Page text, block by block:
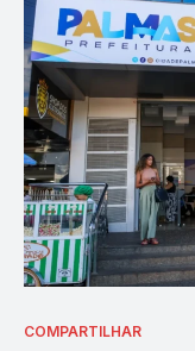
COMPARTILHAR